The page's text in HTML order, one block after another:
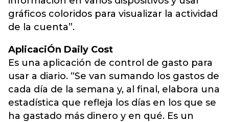
gráficos coloridos para visualizar la actividad
de la cuenta”.
AplicaciÓn Daily Cost
Es una aplicación de control de gasto para
usar a diario. “Se van sumando los gastos de
cada día de la semana y, al final, elabora una
estadística que refleja los días en los que se
ha gastado más dinero y en qué. Es un